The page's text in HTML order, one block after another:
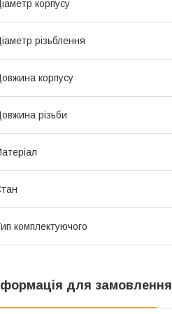
корпусу
різьблення
корпусу
різьби
комплектуючого
для замовлення